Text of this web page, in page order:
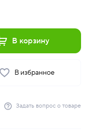
В корзину
В избранное
Задать вопрос о товаре